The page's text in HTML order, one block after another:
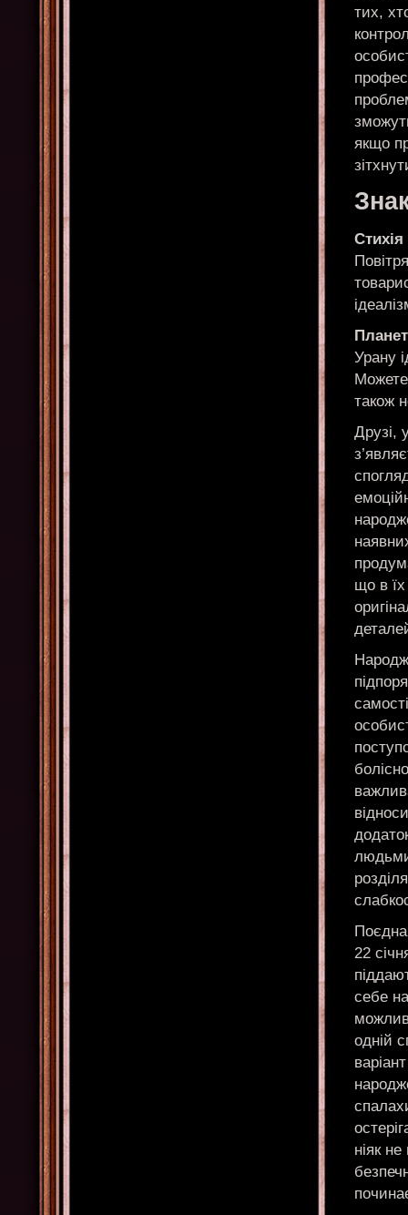
тих,
якщо
Урану
Можете
також
Друзі,
що в їх
22
себе
одній
ніяк